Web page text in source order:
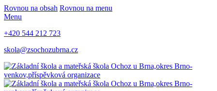
Rovnou na obsah Rovnou na menu
Menu
+420 544 212 723
skola@zsochozubrna.cz